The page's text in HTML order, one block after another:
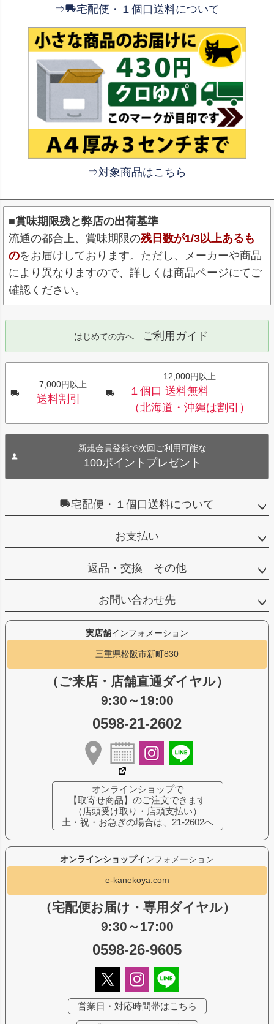
⇒ 宅配便・１個口送料について
⇒対象商品はこちら
■賞味期限残と弊店の出荷基準
流通の都合上、賞味期限の残日数が1/3以上あるも
のをお届けしております。ただし、メーカーや商品
により異なりますので、詳しくは商品ページにてご
確認ください。
はじめての方へ ご利用ガイド
7,000円以上
送料割引
12,000円以上
１個口 送料無料
（北海道・沖縄は割引）
新規会員登録で次回ご利用可能な
100ポイントプレゼント
宅配便・１個口送料について
お支払い
返品・交換 その他
お問い合わせ先
オンラインショップインフォメーション
e-kanekoya.com
（宅配便お届け・専用ダイヤル）
9:30～17:00
0598-26-9605
営業日・対応時間帯はこちら
実店舗インフォメーション
三重県松阪市新町830
（ご来店・店舗直通ダイヤル）
9:30～19:00
0598-21-2602
オンラインショップで
【取寄せ商品】のご注文できます
（店頭受け取り・店頭支払い）
土・祝・お急ぎの場合は、21-2602へ